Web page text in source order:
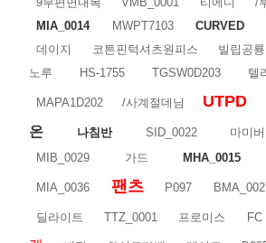
MIA_0014
MWPT7103 CURVED
데이지
코튼핀턱셔츠원피스 빌립공룡
노루
HS-1755 TGSW0D203 텔
MAPA1D202 /사계절데님 UTPD
온
나침반 SID_0022 마미
MIB_0029
가드 MHA_0015
MIA_0036 팬츠 P097
딜라이트 TTZ_0001 프로미스 FC